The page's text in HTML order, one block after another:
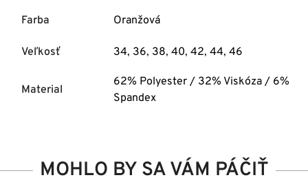
Farba Oranžová
Veľkosť 34, 36, 38, 40, 42, 44, 46
Material
62% Polyester / 32% Viskóza / 6%
Spandex
MOHLO BY SA VÁM PÁČIŤ